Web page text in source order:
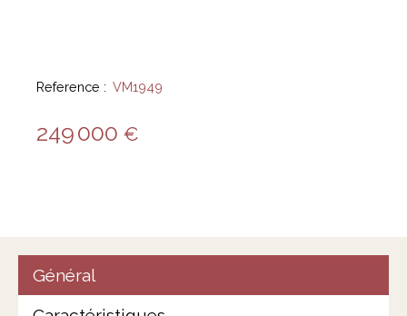
Reference : VM1949
249 000 €
Général